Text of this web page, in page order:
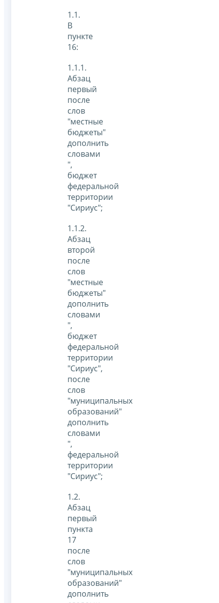
1.1.
В
пункте
16:
1.1.1.
Абзац
первый
после
слов
"местные
бюджеты"
дополнить
словами
",
бюджет
федеральной
территории
"Сириус";
1.1.2.
Абзац
второй
после
слов
"местные
бюджеты"
дополнить
словами
",
бюджет
федеральной
территории
"Сириус",
после
слов
"муниципальных
образований"
дополнить
словами
",
федеральной
территории
"Сириус";
1.2.
Абзац
первый
пункта
17
после
слов
"муниципальных
образований"
дополнить